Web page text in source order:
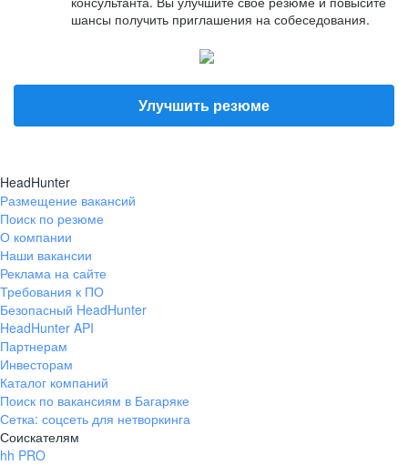
шансы получить приглашения на собеседования.
Улучшить резюме
HeadHunter
Размещение вакансий
Поиск по резюме
О компании
Наши вакансии
Реклама на сайте
Требования к ПО
Безопасный HeadHunter
HeadHunter API
Партнерам
Инвесторам
Каталог компаний
Поиск по вакансиям в Багаряке
Сетка: соцсеть для нетворкинга
Соискателям
hh PRO